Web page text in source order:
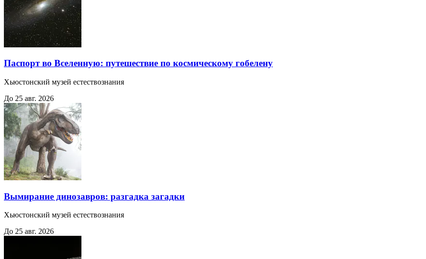
Паспорт во Вселенную: путешествие по космическому гобелену
Хьюстонский музей естествознания
До 25 авг. 2026
Вымирание динозавров: разгадка загадки
Хьюстонский музей естествознания
До 25 авг. 2026